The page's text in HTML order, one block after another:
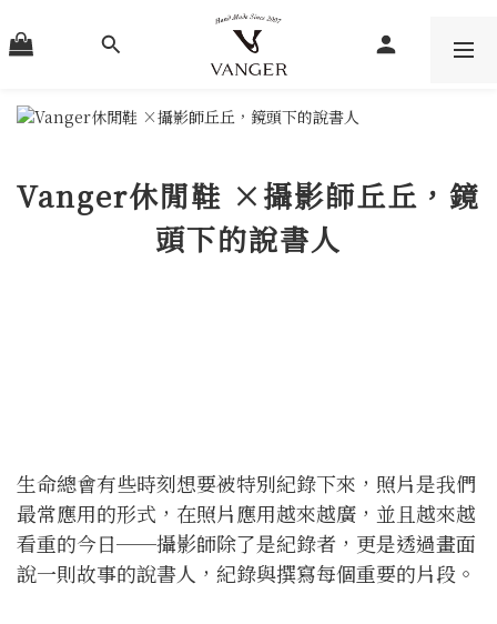
Vanger休閒鞋 ×攝影師丘丘，鏡
頭下的說書人
生命總會有些時刻想要被特別紀錄下來，照片是我們
最常應用的形式，在照片應用越來越廣，並且越來越
看重的今日──攝影師除了是紀錄者，更是透過畫面
說一則故事的說書人，紀錄與撰寫每個重要的片段。